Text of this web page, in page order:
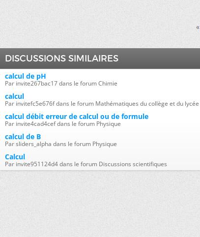
«
DISCUSSIONS SIMILAIRES
calcul de pH
Par invite267bac17 dans le forum Chimie
calcul
Par invitefc5e676f dans le forum Mathématiques du collège et du lycée
calcul débit erreur de calcul ou de formule
Par invite4cad4cef dans le forum Physique
calcul de B
Par sliders_alpha dans le forum Physique
Calcul
Par invite951124d4 dans le forum Discussions scientifiques